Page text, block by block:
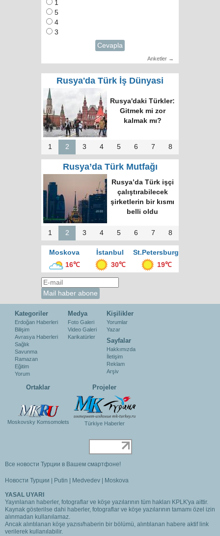
1
5
4
3
Cevapla
Anketler →
Rusya'da Türk İş Dünyasi
Rusya'daki Türkler:
Gitmek mi zor
kalmak mı?
1 2 3 4 5 6 7 8
Rusya’da Türk Mutfağı
Rusya’da Türk işçi
çalıştırabilecek
şirketlerin bir kısmı
belli oldu
1 2 3 4 5 6 7 8
Moskova İstanbul
St.Petersburg
16℃
30℃ 19℃
Kategoriler
Erdoğan Haberleri
Bilişim
Avrasya Haberleri
Sağlık
Savunma
Ramazan
Eğitim
Yorum
Medya
Foto Galeri
Video Galeri
Karikatürler
Kişilikler
Yorumlar
Yazar
Sayfalar
Hakkımızda
İletişim
Reklam
Arşiv
Ortaklar
Moskovsky Komsomolets
Projeler
Türkiye Haberler
Все новости Турции в Вашем смартфоне!
Новости Турции | Putin | Medvedev | Moskova
YASAL UYARI
Yayınlanan haberler, fotograflar ve köşe yazılarının tüm hakları KPLK'ya aittir.
Kaynak gösterilse dahi haberler, fotograflar ve köşe yazılarının tamamı özel izin
alınmadan kullanılamaz.
Ancak alıntılanan köşe yazısı/haberin bir bölümü, alıntılanan habere aktif link
verilerek kullanılabilir.